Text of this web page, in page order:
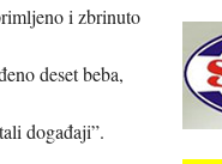
i zbrinuto
deset beba,
događaji”.